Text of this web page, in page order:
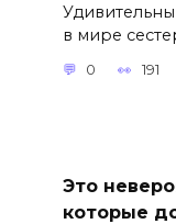
в мире
0 191
Это
которые